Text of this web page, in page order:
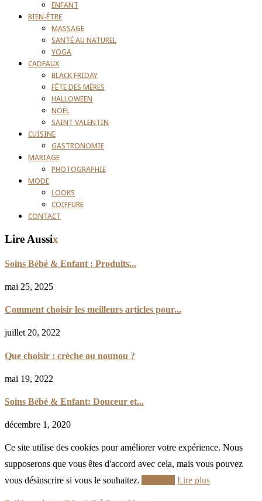
ENFANT
BIEN-ÊTRE
MASSAGE
SANTÉ AU NATUREL
YOGA
CADEAUX
BLACK FRIDAY
FÊTE DES MÈRES
HALLOWEEN
NOËL
SAINT VALENTIN
CUISINE
GASTRONOMIE
MARIAGE
PHOTOGRAPHIE
MODE
LOOKS
COIFFURE
CONTACT
Lire Aussix
Soins Bébé & Enfant : Produits...
mai 25, 2025
Comment choisir les meilleurs articles pour...
juillet 20, 2022
Que choisir : crèche ou nounou ?
mai 19, 2022
Soins Bébé & Enfant: Douceur et...
décembre 1, 2020
Ce site utilise des cookies pour améliorer votre expérience. Nous
supposerons que vous êtes d'accord avec cela, mais vous pouvez
vous désinscrire si vous le souhaitez.
Lire plus